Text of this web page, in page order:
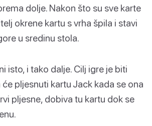
dolje. Nakon što su sve karte
okrene kartu s vrha špila i stavi
u sredinu stola.
isto, i tako dalje. Cilj igre je biti
pljesnuti kartu Jack kada se ona
pljesne, dobiva tu kartu dok se